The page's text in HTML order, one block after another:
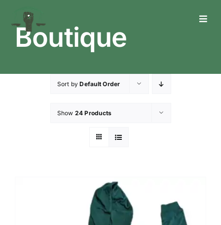
content
Who We Are
What We Do
What’s Happening
Boutique
Sort byDefault Order
Show 24 Products